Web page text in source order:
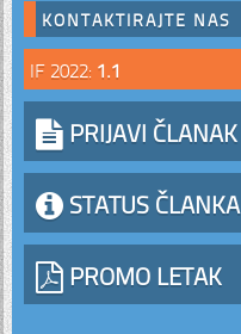
KONTAKTIRAJTE NAS
IF 2022: 1.1
PRIJAVI ČLANAK
STATUS ČLANKA
PROMO LETAK